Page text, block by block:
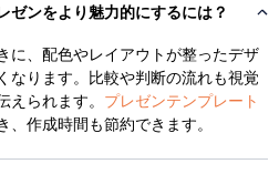
ゼンをより魅力的にするには？
に、配色やレイアウトが整ったデザ
なります。比較や判断の流れも視覚
られます。 プレゼンテンプレート
作成時間も節約できます。